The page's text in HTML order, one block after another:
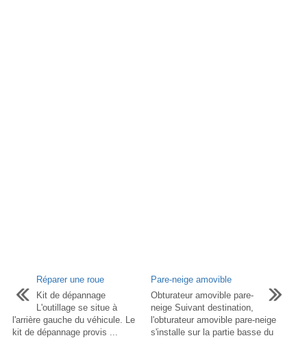
Réparer une roue
Kit de dépannage
L'outillage se situe à
l'arrière gauche du véhicule. Le
kit de dépannage provis ...
Pare-neige amovible
Obturateur amovible pare-
neige Suivant destination,
l'obturateur amovible pare-neige
s'installe sur la partie basse du